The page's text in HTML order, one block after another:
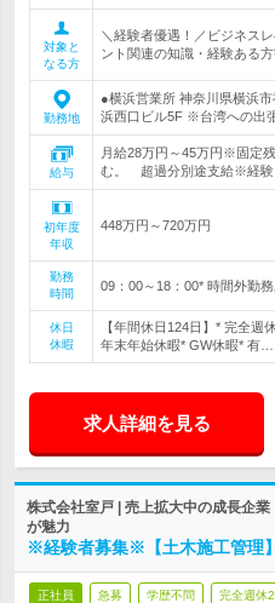
対象と
なる方
＼経験者優遇！／ビジネス
ント関連の知識・経験ある方
勤務地
●横浜営業所 神奈川県横浜
浜西口ビル5F ※台湾への出
給与
月給28万円～45万円※固定
む。 超過分別途支給※経験
初年度
年収
448万円～720万円
勤務
時間
09：00～18：00* 時間外勤
休日
休暇
【年間休日124日】* 完全週
年末年始休暇* GW休暇* 有…
求人詳細を見る
株式会社室戸 | 売上拡大中の成長企
が魅力
※経験者募集※【土木施工管理
正社員 急募 学歴不問 完全週休